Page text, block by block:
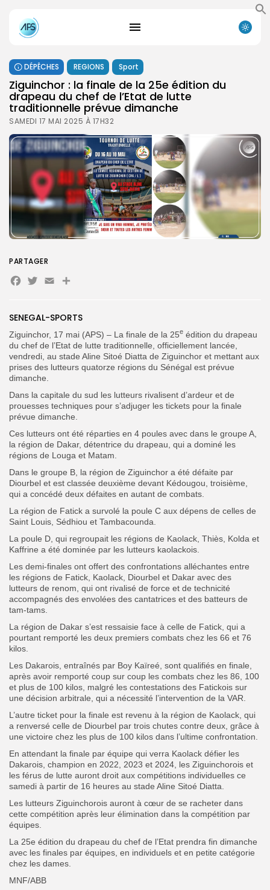
for:
FR
DÉPÊCHES REGIONS Sport
Ziguinchor : la finale de la 25e édition du
drapeau du chef de l’Etat de lutte
traditionnelle prévue dimanche
SAMEDI 17 MAI 2025 À 17H32
SENEGAL-SPORTS
Ziguinchor, 17 mai (APS) – La finale de la 25e édition du drapeau
du chef de l’Etat de lutte traditionnelle, officiellement lancée,
vendredi, au stade Aline Sitoé Diatta de Ziguinchor et mettant aux
prises des lutteurs quatorze régions du Sénégal est prévue
dimanche.
Dans la capitale du sud les lutteurs rivalisent d’ardeur et de
prouesses techniques pour s’adjuger les tickets pour la finale
prévue dimanche.
Ces lutteurs ont été réparties en 4 poules avec dans le groupe A,
la région de Dakar, détentrice du drapeau, qui a dominé les
régions de Louga et Matam.
Dans le groupe B, la région de Ziguinchor a été défaite par
Diourbel et est classée deuxième devant Kédougou, troisième,
qui a concédé deux défaites en autant de combats.
La région de Fatick a survolé la poule C aux dépens de celles de
Saint Louis, Sédhiou et Tambacounda.
La poule D, qui regroupait les régions de Kaolack, Thiès, Kolda et
Kaffrine a été dominée par les lutteurs kaolackois.
Les demi-finales ont offert des confrontations alléchantes entre
les régions de Fatick, Kaolack, Diourbel et Dakar avec des
lutteurs de renom, qui ont rivalisé de force et de technicité
accompagnés des envolées des cantatrices et des batteurs de
tam-tams.
La région de Dakar s’est ressaisie face à celle de Fatick, qui a
pourtant remporté les deux premiers combats chez les 66 et 76
kilos.
Les Dakarois, entraînés par Boy Kaïreé, sont qualifiés en finale,
après avoir remporté coup sur coup les combats chez les 86, 100
et plus de 100 kilos, malgré les contestations des Fatickois sur
une décision arbitrale, qui a nécessité l’intervention de la VAR.
L’autre ticket pour la finale est revenu à la région de Kaolack, qui
a renversé celle de Diourbel par trois chutes contre deux, grâce à
une victoire chez les plus de 100 kilos dans l’ultime confrontation.
En attendant la finale par équipe qui verra Kaolack défier les
Dakarois, champion en 2022, 2023 et 2024, les Ziguinchorois et
les férus de lutte auront droit aux compétitions individuelles ce
samedi à partir de 16 heures au stade Aline Sitoé Diatta.
Les lutteurs Ziguinchorois auront à cœur de se racheter dans
cette compétition après leur élimination dans la compétition par
équipes.
La 25e édition du drapeau du chef de l’Etat prendra fin dimanche
avec les finales par équipes, en individuels et en petite catégorie
chez les dames.
MNF/ABB
PARTAGER
Facebook
Twitter
EmailPartager